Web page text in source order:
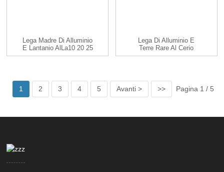
Lega Madre Di Alluminio
E Lantanio AlLa10 20 25
30...
Lega Di Alluminio E
Terre Rare Al Cerio
AlCe10 AlCe20 ...
1 2 3 4 5 Avanti > >> Pagina 1 / 5